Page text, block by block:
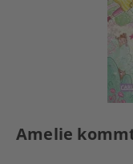
Amelie